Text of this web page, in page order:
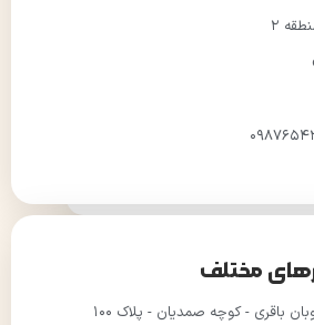
2
مختلف
باقری - کوچه صمدیان - پلاک ۱۰۰